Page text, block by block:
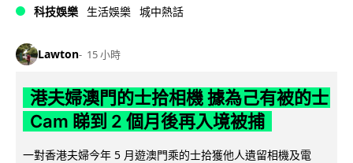
科技娛樂 生活娛樂 城中熱話
Lawton 15 小時
港夫婦澳門的士拾相機 據為己有被的士
Cam 睇到 2 個月後再入境被捕
一對香港夫婦今年 5 月遊澳門乘的士拾獲他人遺留相機及電